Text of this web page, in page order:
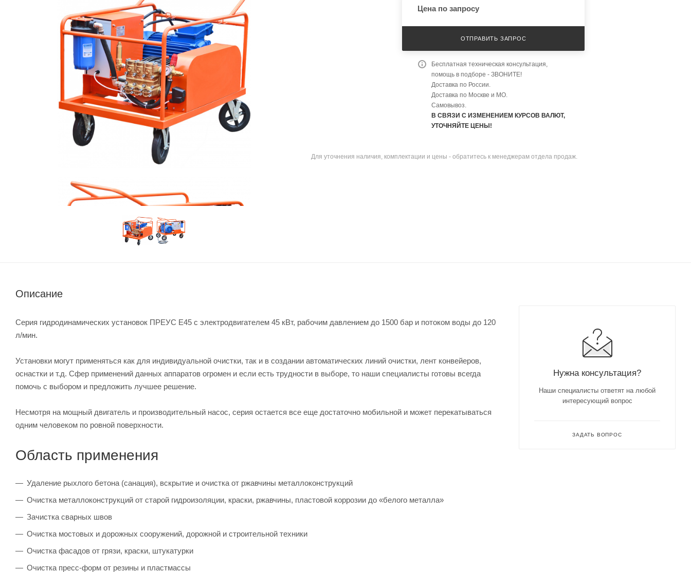
Цена по запросу
ОТПРАВИТЬ ЗАПРОС
Бесплатная техническая консультация,
помощь в подборе - ЗВОНИТЕ!
Доставка по России.
Доставка по Москве и МО.
Самовывоз.
В СВЯЗИ С ИЗМЕНЕНИЕМ КУРСОВ ВАЛЮТ,
УТОЧНЯЙТЕ ЦЕНЫ!
Для уточнения наличия, комплектации и цены - обратитесь к менеджерам отдела продаж.
Описание
Серия гидродинамических установок ПРЕУС E45 с электродвигателем 45 кВт, рабочим давлением до 1500 бар и потоком воды до 120
л/мин.
Установки могут применяться как для индивидуальной очистки, так и в создании автоматических линий очистки, лент конвейеров,
оснастки и т.д. Сфер применений данных аппаратов огромен и если есть трудности в выборе, то наши специалисты готовы всегда
помочь с выбором и предложить лучшее решение.
Несмотря на мощный двигатель и производительный насос, серия остается все еще достаточно мобильной и может перекатываться
одним человеком по ровной поверхности.
Область применения
Удаление рыхлого бетона (санация), вскрытие и очистка от ржавчины металлоконструкций
Очистка металлоконструкций от старой гидроизоляции, краски, ржавчины, пластовой коррозии до «белого металла»
Зачистка сварных швов
Очистка мостовых и дорожных сооружений, дорожной и строительной техники
Очистка фасадов от грязи, краски, штукатурки
Очистка пресс-форм от резины и пластмассы
Нужна консультация?
Наши специалисты ответят на любой
интересующий вопрос
ЗАДАТЬ ВОПРОС